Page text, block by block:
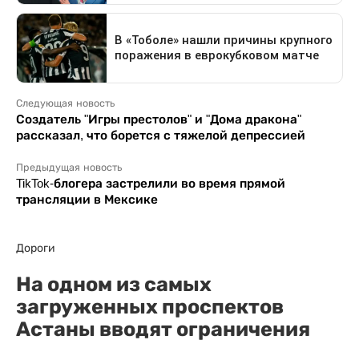
Следующая новость
Создатель "Игры престолов" и "Дома дракона"
рассказал, что борется с тяжелой депрессией
Предыдущая новость
TikTok-блогера застрелили во время прямой
трансляции в Мексике
Дороги
На одном из самых
загруженных проспектов
Астаны вводят ограничения